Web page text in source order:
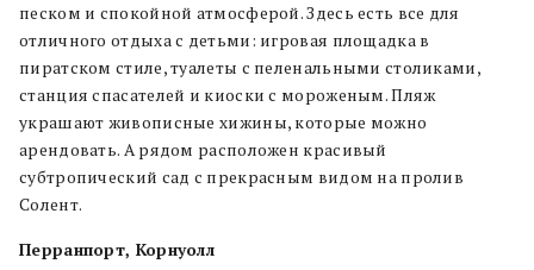
песком и спокойной атмосферой. Здесь есть все для
отличного отдыха с детьми: игровая площадка в
пиратском стиле, туалеты с пеленальными столиками,
станция спасателей и киоски с мороженым. Пляж
украшают живописные хижины, которые можно
арендовать. А рядом расположен красивый
субтропический сад с прекрасным видом на пролив
Солент.
Перранпорт, Корнуолл